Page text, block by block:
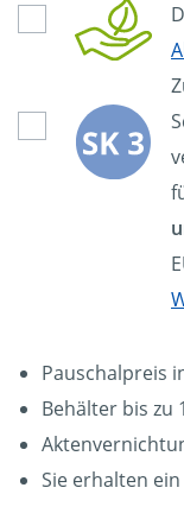
Pauschalpreis
Behälter bis zu
Sie erhalten